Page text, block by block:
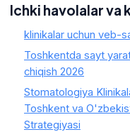
Ichki havolalar va
klinikalar uchun veb-
Toshkentda sayt
chiqish 2026
Stomatologiya
Toshkent va
Strategiyasi